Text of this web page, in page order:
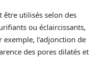
être utilisés selon des
ou éclaircissants,
l’adjonction de
des pores dilatés et